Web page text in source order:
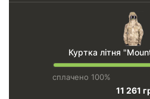
Куртка літня
сплачено 100%
11 261